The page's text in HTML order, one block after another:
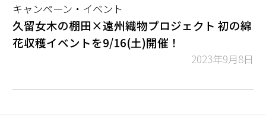
キャンペーン・イベント
久留⼥⽊の棚⽥×遠州織物プロジェクト 初の綿
花収穫イベントを9/16(⼟)開催！
2023年9月8日